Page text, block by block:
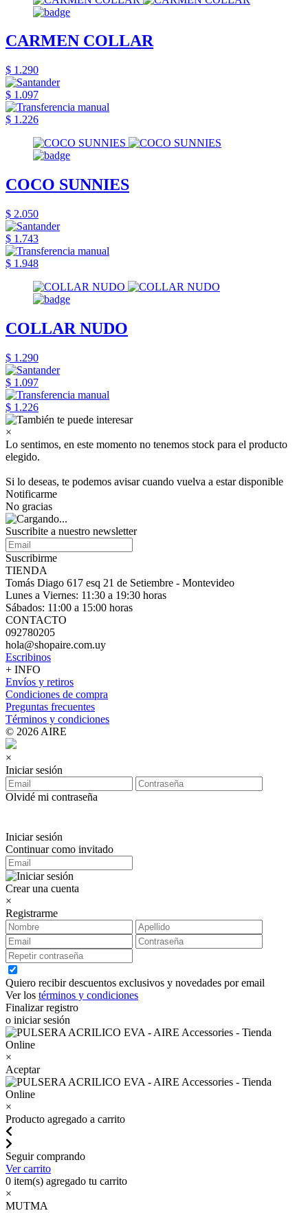
CARMEN COLLAR
$ 1.290
$ 1.097
$ 1.226
COCO SUNNIES
$ 2.050
$ 1.743
$ 1.948
COLLAR NUDO
$ 1.290
$ 1.097
$ 1.226
×
Lo sentimos, en este momento no tenemos stock para el producto
elegido.
Si lo deseas, te podemos avisar cuando vuelva a estar disponible
Notificarme
No gracias
Suscribite a nuestro newsletter
Suscribirme
TIENDA
Tomás Diago 617 esq 21 de Setiembre - Montevideo
Lunes a Viernes: 11:30 a 19:30 horas
Sábados: 11:00 a 15:00 horas
CONTACTO
092780205
hola@shopaire.com.uy
Escribinos
+ INFO
Envíos y retiros
Condiciones de compra
Preguntas frecuentes
Términos y condiciones
© 2026 AIRE
×
Iniciar sesión
Olvidé mi contraseña
Iniciar sesión
Continuar como invitado
Crear una cuenta
×
Registrarme
Quiero recibir descuentos exclusivos y novedades por email
Ver los términos y condiciones
Finalizar registro
o iniciar sesión
×
Aceptar
×
Producto agregado a carrito
Seguir comprando
Ver carrito
0 item(s) agregado tu carrito
×
MUTMA